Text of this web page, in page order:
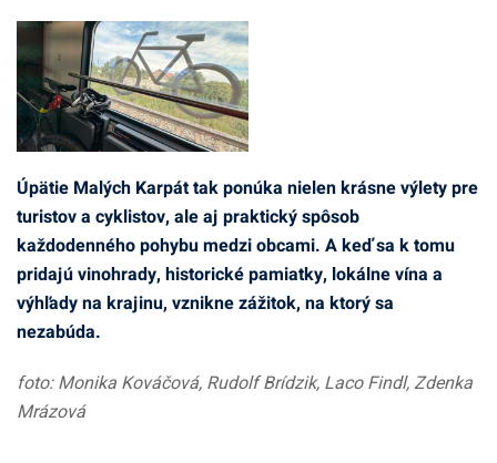
Úpätie Malých Karpát tak ponúka nielen krásne výlety pre
turistov a cyklistov, ale aj praktický spôsob
každodenného pohybu medzi obcami. A keď sa k tomu
pridajú vinohrady, historické pamiatky, lokálne vína a
výhľady na krajinu, vznikne zážitok, na ktorý sa
nezabúda.
foto: Monika Kováčová, Rudolf Brídzik, Laco Findl, Zdenka
Mrázová